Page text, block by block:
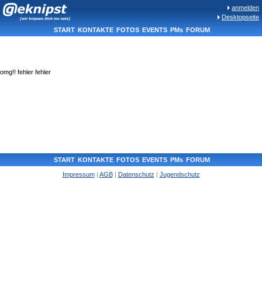
anmelden
Desktopseite
START KONTAKTE FOTOS EVENTS PMs FORUM
omg!! fehler fehler
START KONTAKTE FOTOS EVENTS PMs FORUM
Impressum| AGB| Datenschutz | Jugendschutz